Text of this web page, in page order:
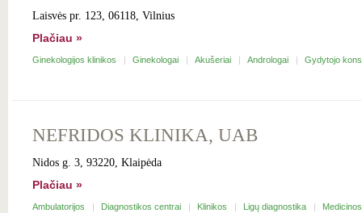
Laisvės pr. 123, 06118, Vilnius
Plačiau »
Ginekologijos klinikos Ginekologai Akušeriai Andrologai Gydytojo
NEFRIDOS KLINIKA, UAB
Nidos g. 3, 93220, Klaipėda
Plačiau »
Ambulatorijos Diagnostikos centrai Klinikos Ligų diagnostika